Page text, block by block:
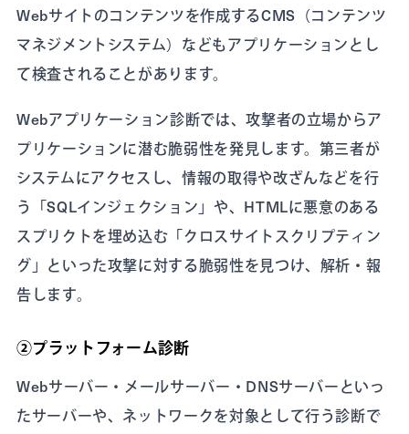
Webサイトのコンテンツを作成するCMS（コンテンツ
マネジメントシステム）などもアプリケーションとし
て検査されることがあります。
Webアプリケーション診断では、攻撃者の立場からア
プリケーションに潜む脆弱性を発見します。第三者が
システムにアクセスし、情報の取得や改ざんなどを行
う「SQLインジェクション」や、HTMLに悪意のある
スプリクトを埋め込む「クロスサイトスクリプティン
グ」といった攻撃に対する脆弱性を見つけ、解析・報
告します。
②プラットフォーム診断
Webサーバー・メールサーバー・DNSサーバーといっ
たサーバーや、ネットワークを対象として行う診断で